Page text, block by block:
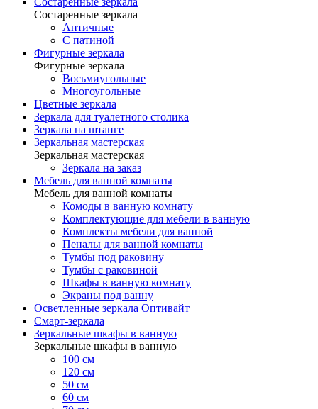
Состаренные зеркала
Античные
С патиной
Фигурные зеркала
Фигурные зеркала
Восьмиугольные
Многоугольные
Цветные зеркала
Зеркала для туалетного столика
Зеркала на штанге
Зеркальная мастерская
Зеркальная мастерская
Зеркала на заказ
Мебель для ванной комнаты
Мебель для ванной комнаты
Комоды в ванную комнату
Комплектующие для мебели в ванную
Комплекты мебели для ванной
Пеналы для ванной комнаты
Тумбы под раковину
Тумбы с раковиной
Шкафы в ванную комнату
Экраны под ванну
Осветленные зеркала Оптивайт
Смарт-зеркала
Зеркальные шкафы в ванную
Зеркальные шкафы в ванную
100 см
120 см
50 см
60 см